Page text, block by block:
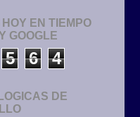
EN TIEMPO
GOOGLE
5 6 4
DE